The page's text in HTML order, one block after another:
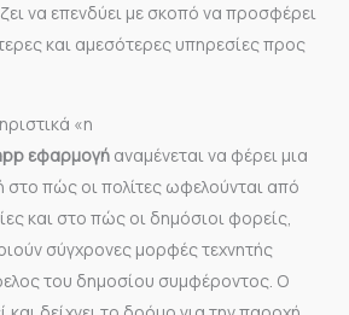
να επενδύει με σκοπό να προσφέρει
και αμεσότερες υπηρεσίες προς
«η
εφαρμογή αναμένεται να φέρει μια
στο πώς οι πολίτες ωφελούνται από
και στο πώς οι δημόσιοι φορείς,
σύγχρονες μορφές τεχνητής
του δημοσίου συμφέροντος. Ο